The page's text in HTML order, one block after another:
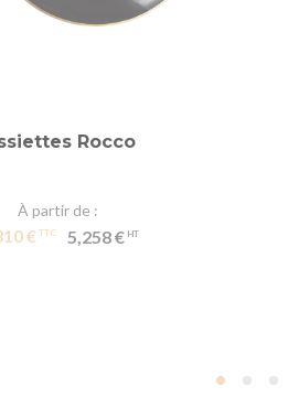
Rocco
À partir de
€ 5,258 €